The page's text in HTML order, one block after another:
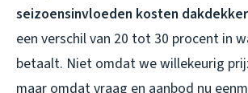
seizoensinvloeden kosten
een verschil van 20 tot 30 procent in
betaalt. Niet omdat we willekeurig
maar omdat vraag en aanbod nu